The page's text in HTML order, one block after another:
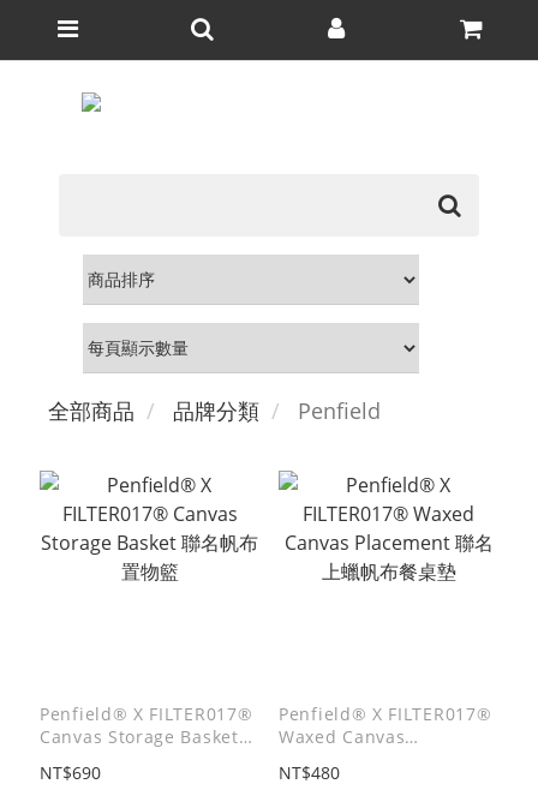
全部商品 品牌分類 Penfield
Penfield® X FILTER017®
Canvas Storage Basket
NT$690
Penfield® X FILTER017®
Waxed Canvas
餐桌墊
NT$480